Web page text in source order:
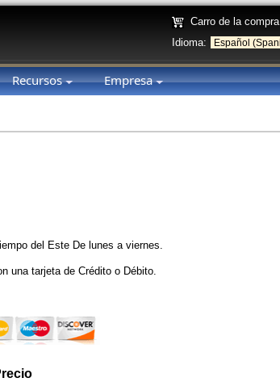
Carro de la compra
Idioma:
Recursos Empresa
del Este De lunes a viernes.
una tarjeta de Crédito o Débito.